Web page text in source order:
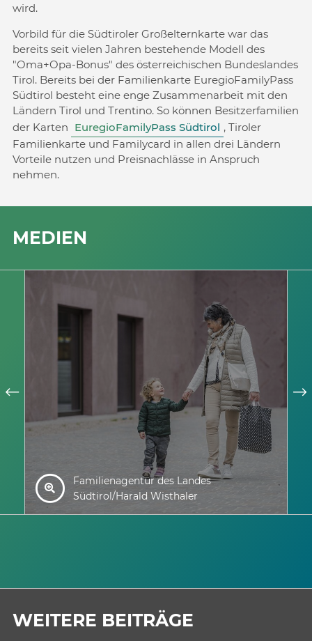
wird.
Vorbild für die Südtiroler Großelternkarte war das
bereits seit vielen Jahren bestehende Modell des
"Oma+Opa-Bonus" des österreichischen Bundeslandes
Tirol. Bereits bei der Familienkarte EuregioFamilyPass
Südtirol besteht eine enge Zusammenarbeit mit den
Ländern Tirol und Trentino. So können Besitzerfamilien
der Karten EuregioFamilyPass Südtirol , Tiroler
Familienkarte und Familycard in allen drei Ländern
Vorteile nutzen und Preisnachlässe in Anspruch
nehmen.
MEDIEN
Familienagentur des Landes
Südtirol/Harald Wisthaler
WEITERE BEITRÄGE